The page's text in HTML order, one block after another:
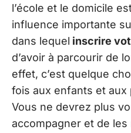
l’école et le domicile
influence importante
dans lequel inscrire
d’avoir à parcourir de
effet, c’est quelque
fois aux enfants et
Vous ne devrez plus
accompagner et de